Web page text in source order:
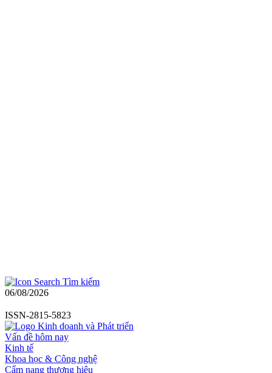
Tìm kiếm
06/08/2026
ISSN-2815-5823
Vấn đề hôm nay
Kinh tế
Khoa học & Công nghệ
Cẩm nang thương hiệu